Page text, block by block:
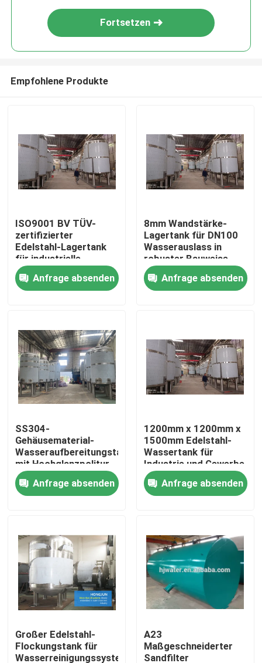
Produkte
Über uns
Fabrik-Ausflug
Qualitätskontrolle
Nachrichten
Fälle
Umkehr-Osmose-Wasseraufbereitungs-Ausrüstung
Fortsetzen
Empfohlene Produkte
ISO9001 BV TÜV-
zertifizierter
Edelstahl-Lagertank
für industrielle
Anwendungen
Anfrage absenden
8mm Wandstärke-
Lagertank für DN100
Wasserauslass in
robuster Bauweise
Anfrage absenden
SS304-
Gehäusematerial-
Wasseraufbereitungstank
mit Hochglanzpolitur
und Edelstahl
Anfrage absenden
1200mm x 1200mm x
1500mm Edelstahl-
Wassertank für
Industrie und Gewerbe
Anfrage absenden
Großer Edelstahl-
Flockungstank für
Wasserreinigungssystem
A23
Maßgeschneiderter
Sandfilter